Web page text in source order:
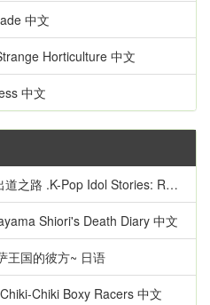
中文
Horticulture 中文
中文
Pop Idol Stories: Road to Debut 英语
Shiori's Death Diary 中文
王国的彼方~ 日语
Chiki Boxy Racers 中文